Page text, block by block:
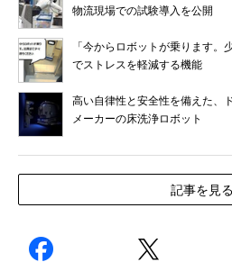
物流現場での試験導入を公開
「今からロボットが乗ります。
でストレスを軽減する機能
高い自律性と安全性を備えた、
メーカーの床洗浄ロボット
記事を見る